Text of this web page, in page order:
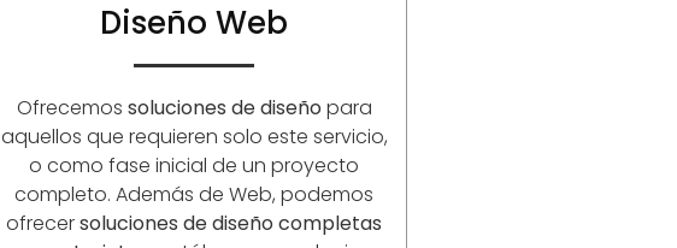
Diseño Web
Ofrecemos soluciones de diseño para
aquellos que requieren solo este servicio,
o como fase inicial de un proyecto
completo. Además de Web, podemos
ofrecersoluciones de diseño completas